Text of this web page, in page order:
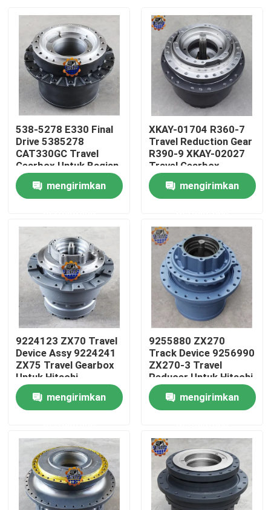
Rumah
Produk
Tentang kami
Tur Pabrik
Kontrol kualitas
Hubungi kami
Berita
Motor penggerak akhir ekskavator
motor ayun ekskavator
538-5278 E330 Final
Drive 5385278
CAT330GC Travel
Gearbox Untuk Bagian
Excavator
mengirimkan
XKAY-01704 R360-7
Travel Reduction Gear
R390-9 XKAY-02027
Travel Gearbox
mengirimkan
9224123 ZX70 Travel
Device Assy 9224241
ZX75 Travel Gearbox
Untuk Hitachi
Excavator
mengirimkan
9255880 ZX270
Track Device 9256990
ZX270-3 Travel
Reducer Untuk Hitachi
Excavator
mengirimkan